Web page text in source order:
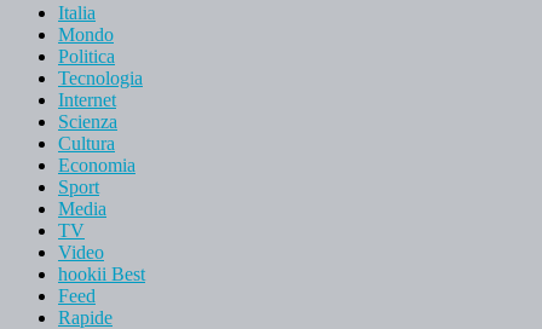
Italia
Mondo
Politica
Tecnologia
Internet
Scienza
Cultura
Economia
Sport
Media
TV
Video
hookii Best
Feed
Rapide